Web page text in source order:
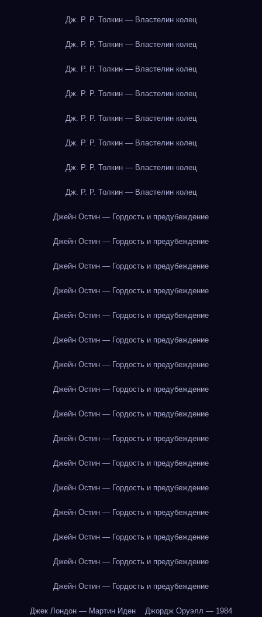
Дж. Р. Р. Толкин — Властелин колец
Дж. Р. Р. Толкин — Властелин колец
Дж. Р. Р. Толкин — Властелин колец
Дж. Р. Р. Толкин — Властелин колец
Дж. Р. Р. Толкин — Властелин колец
Дж. Р. Р. Толкин — Властелин колец
Дж. Р. Р. Толкин — Властелин колец
Дж. Р. Р. Толкин — Властелин колец
Джейн Остин — Гордость и предубеждение
Джейн Остин — Гордость и предубеждение
Джейн Остин — Гордость и предубеждение
Джейн Остин — Гордость и предубеждение
Джейн Остин — Гордость и предубеждение
Джейн Остин — Гордость и предубеждение
Джейн Остин — Гордость и предубеждение
Джейн Остин — Гордость и предубеждение
Джейн Остин — Гордость и предубеждение
Джейн Остин — Гордость и предубеждение
Джейн Остин — Гордость и предубеждение
Джейн Остин — Гордость и предубеждение
Джейн Остин — Гордость и предубеждение
Джейн Остин — Гордость и предубеждение
Джейн Остин — Гордость и предубеждение
Джейн Остин — Гордость и предубеждение
Джек Лондон — Мартин Иден Джордж Оруэлл — 1984